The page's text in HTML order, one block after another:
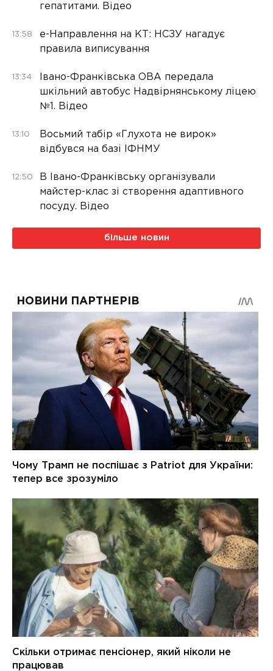
гепатитами. Відео
13:58
е-Направлення на КТ: НСЗУ нагадує
правила виписування
13:34
Івано-Франківська ОВА передала
шкільний автобус Надвірнянському ліцею
№1. Відео
13:10
Восьмий табір «Глухота не вирок»
відбувся на базі ІФНМУ
12:50
В Івано-Франківську організували
майстер-клас зі створення адаптивного
посуду. Відео
більше новин